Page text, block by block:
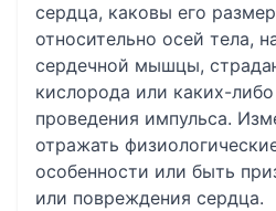
сердца, каковы его
относительно осей тела,
сердечной мышцы,
кислорода или каких-
проведения импульса.
отражать
особенности или быть
или повреждения сердца.